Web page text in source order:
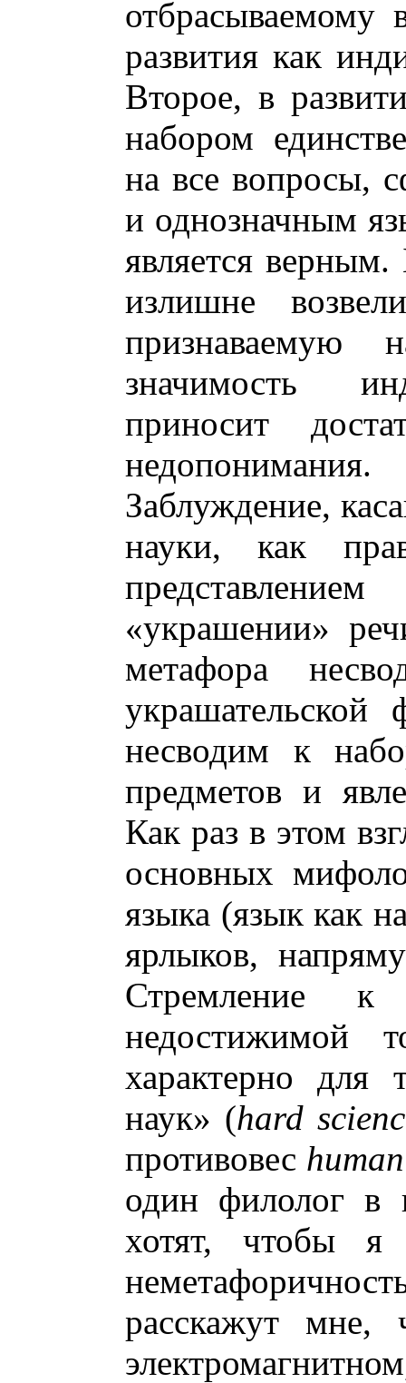
отбрасываемому
развития как
Второе, в
набором
на все вопросы,
и однозначным
является верным.
излишне
признаваемую
значимость
приносит
недопонимания.
Заблуждение,
науки, как
«украшении»
метафора
несводим к
предметов и
Как раз в этом
основных
языка (язык как
ярлыков,
Стремление к
недостижимой
характерно для
наук» (hard
противовес
один филолог в
хотят, чтобы
расскажут мне,